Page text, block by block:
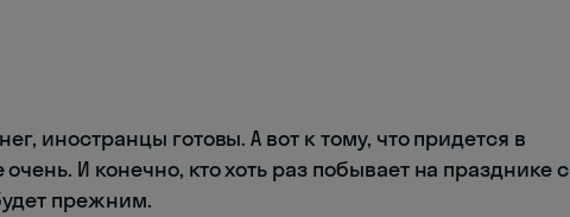
иностранцы готовы. А вот к тому, что придется в
И конечно, кто хоть раз побывает на празднике с
прежним.